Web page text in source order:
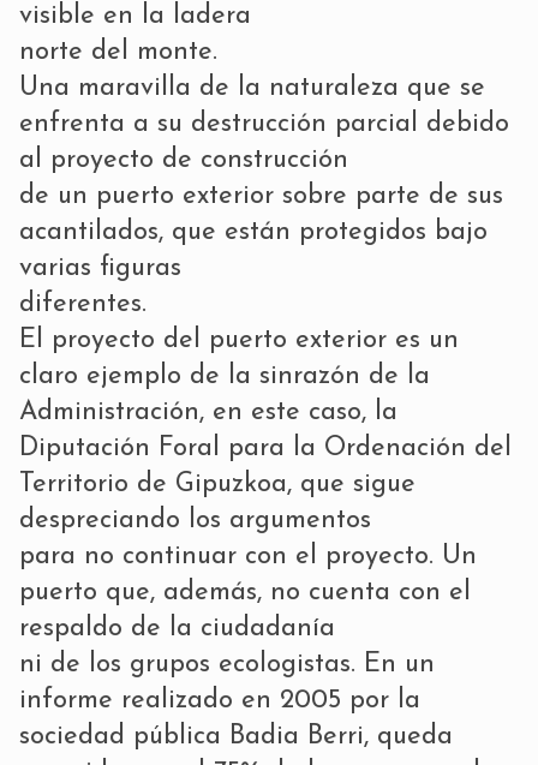
visible en la ladera
norte del monte.
Una maravilla de la naturaleza que se
enfrenta a su destrucción parcial debido
al proyecto de construcción
de un puerto exterior sobre parte de sus
acantilados, que están protegidos bajo
varias figuras
diferentes.
El proyecto del puerto exterior es un
claro ejemplo de la sinrazón de la
Administración, en este caso, la
Diputación Foral para la Ordenación del
Territorio de Gipuzkoa, que sigue
despreciando los argumentos
para no continuar con el proyecto. Un
puerto que, además, no cuenta con el
respaldo de la ciudadanía
ni de los grupos ecologistas. En un
informe realizado en 2005 por la
sociedad pública Badia Berri, queda